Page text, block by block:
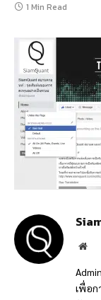
1 Min Read
เพื่อก